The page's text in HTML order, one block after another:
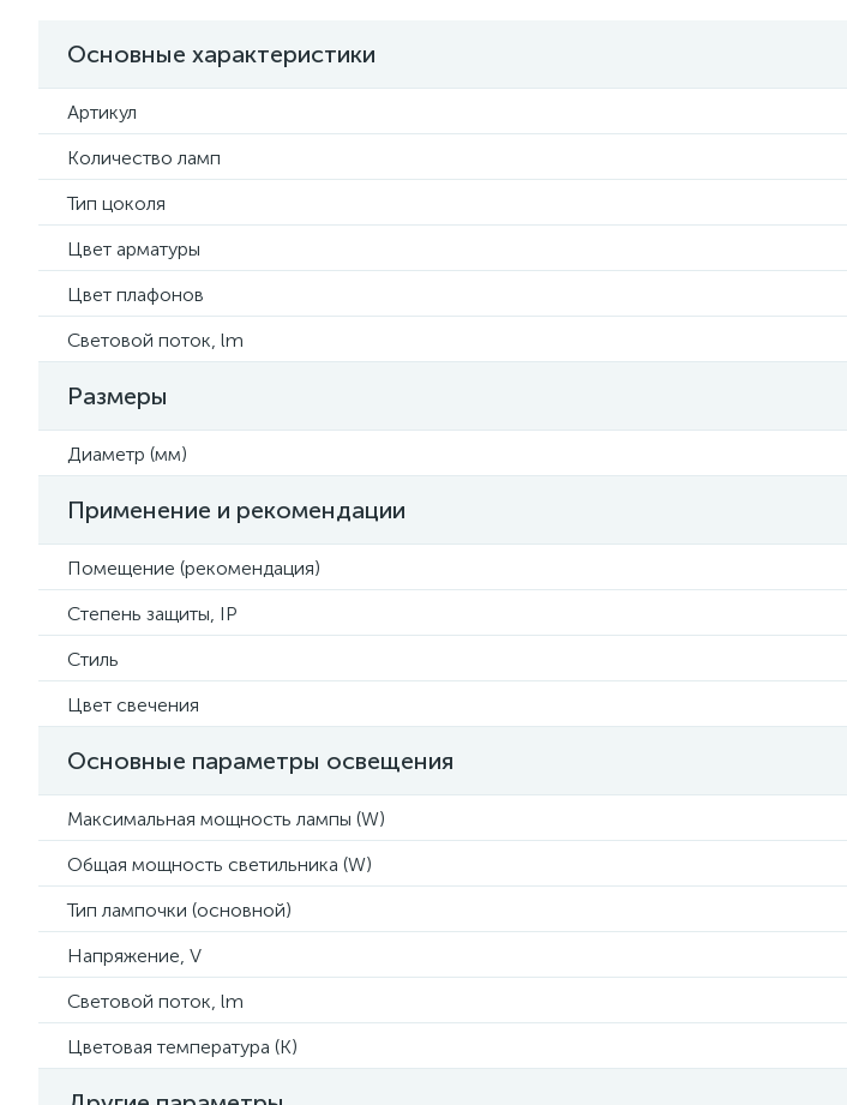
Основные характеристики
Артикул
Количество ламп
Тип цоколя
Цвет арматуры
Цвет плафонов
Световой поток, lm
Размеры
Диаметр (мм)
Применение и рекомендации
Помещение (рекомендация)
Степень защиты, IP
Стиль
Цвет свечения
Основные параметры освещения
Максимальная мощность лампы (W)
Общая мощность светильника (W)
Тип лампочки (основной)
Напряжение, V
Световой поток, lm
Цветовая температура (К)